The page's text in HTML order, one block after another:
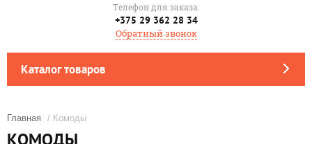
Телефон для заказа:
+375 29 362 28 34
Обратный звонок
Каталог товаров
Главная / Комоды
КОМОДЫ